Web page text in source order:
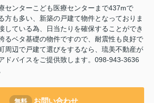
センターこども医療センターまで437mで
方も多い、新築の戸建て物件となっておりま
している為、日当たりを確保することができ
るベタ基礎の物件ですので、耐震性も良好で
周辺で戸建て選びをするなら、琉美不動産が
ドバイスをご提供致します。098-943-3636
無料 お問い合わせ